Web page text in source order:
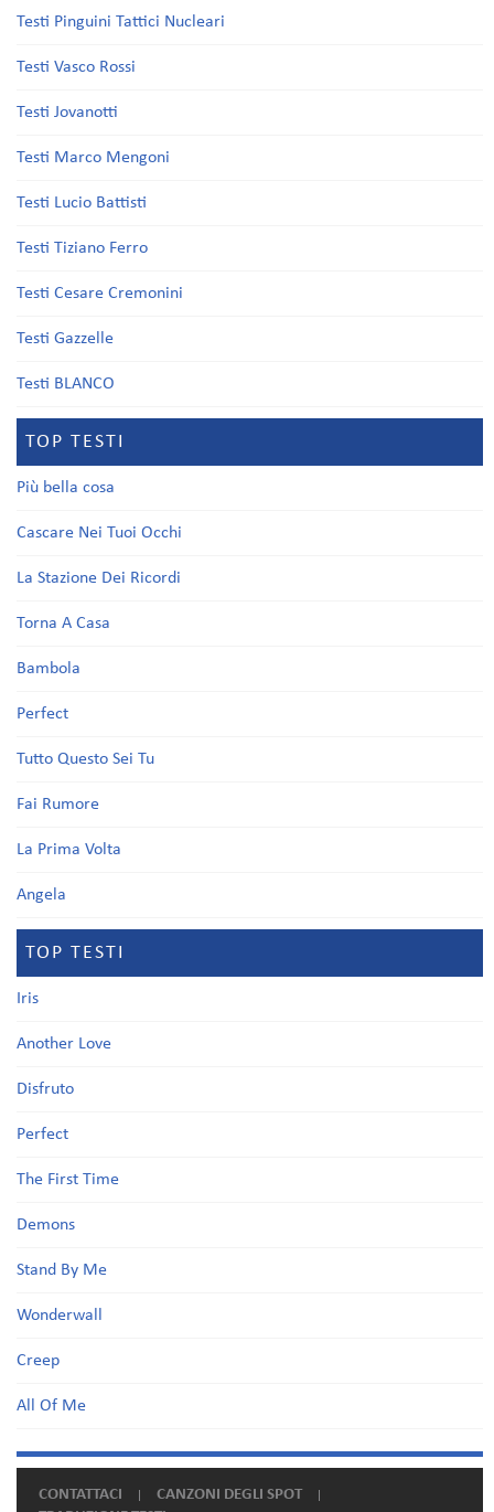
Testi Pinguini Tattici Nucleari
Testi Vasco Rossi
Testi Jovanotti
Testi Marco Mengoni
Testi Lucio Battisti
Testi Tiziano Ferro
Testi Cesare Cremonini
Testi Gazzelle
Testi BLANCO
TOP TESTI
Più bella cosa
Cascare Nei Tuoi Occhi
La Stazione Dei Ricordi
Torna A Casa
Bambola
Perfect
Tutto Questo Sei Tu
Fai Rumore
La Prima Volta
Angela
TOP TESTI
Iris
Another Love
Disfruto
Perfect
The First Time
Demons
Stand By Me
Wonderwall
Creep
All Of Me
CONTATTACI
CANZONI DEGLI SPOT